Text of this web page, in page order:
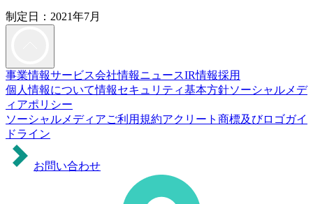
制定日：2021年7月
事業情報サービス会社情報ニュースIR情報採用
個人情報について情報セキュリティ基本方針ソーシャルメデ
ィアポリシー
ソーシャルメディアご利用規約アクリート商標及びロゴガイ
ドライン
お問い合わせ